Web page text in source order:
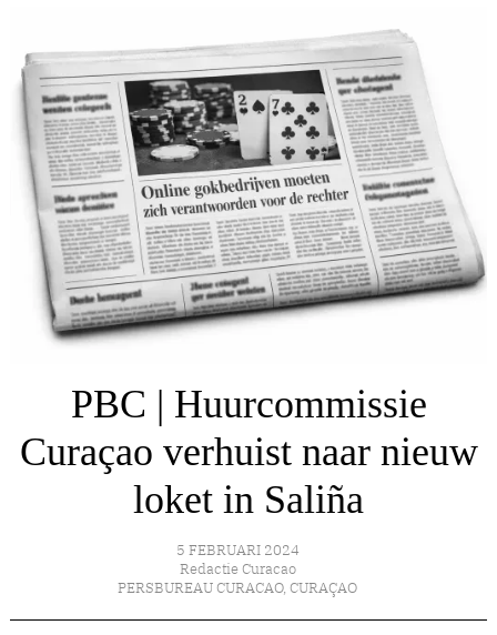
PBC | Huurcommissie
Curaçao verhuist naar nieuw
loket in Saliña
5 FEBRUARI 2024
Redactie Curacao
PERSBUREAU CURACAO, CURAÇAO